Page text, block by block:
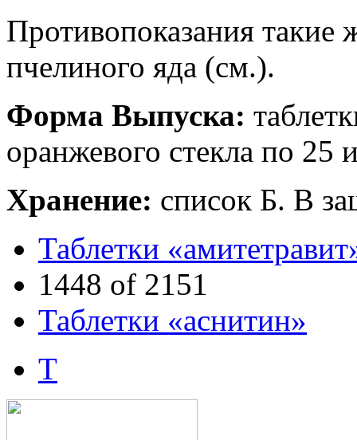
Противопоказания такие
пчелиного яда (см.).
Форма Выпуска:
оранжевого стекла по 25
Хранение: список Б. В
Таблетки
1448 of 2151
Таблетки «аснитин»
Т